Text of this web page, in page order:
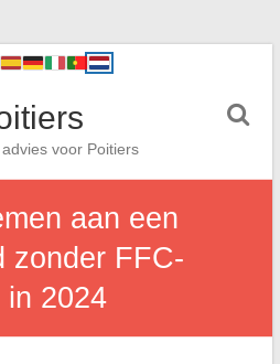
voor Poitiers
aan een
zonder FFC-
in 2024